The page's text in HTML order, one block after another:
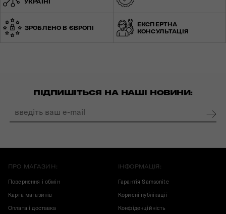
УКРАЇНІ
ЗРОБЛЕНО В ЄВРОПІ
ЕКСПЕРТНА
КОНСУЛЬТАЦІЯ
ПІДПИШІТЬСЯ НА НАШІ НОВИНИ:
ПРО МАГАЗИН:
Повернення і обмін
Карта магазинів
Оплата і доставка
ІНФОРМАЦІЯ:
Гарантія Samsonite
Корисні публікації
Конфіденційність